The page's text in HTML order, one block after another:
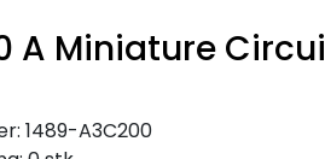
A Miniature
1489-A3C200